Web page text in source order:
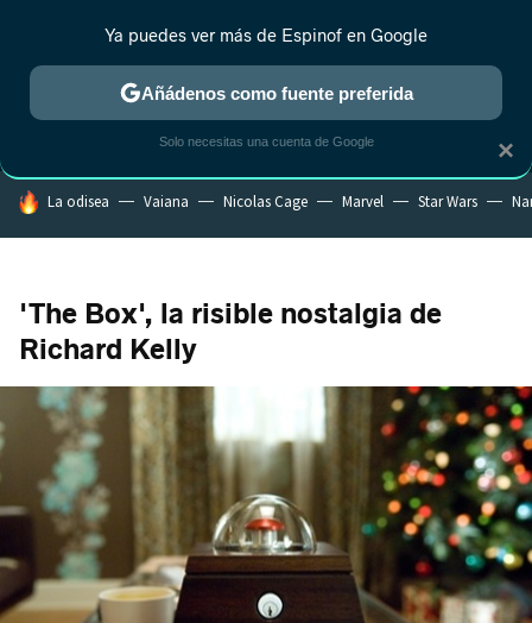
MENÚ NUEVO
ESTRENOS REALITY ANIME RANKINGS CINE
HOY SE HABLA DE
La odisea Vaiana Nicolas Cage Marvel Star Wars
'The Box', la risible nostalgia de
Richard Kelly
×
Ya puedes ver más de Espinof en Google
Añádenos como fuente preferida
Solo necesitas una cuenta de Google